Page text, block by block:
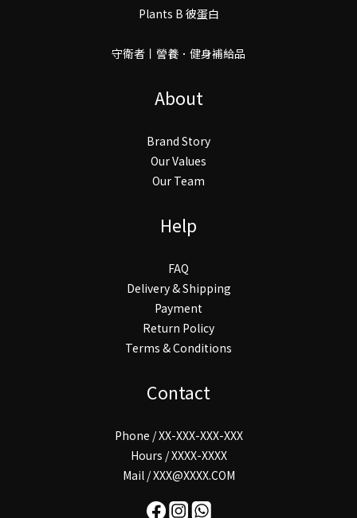
Plants B 彼蛋白
守衛者丨謍養．健身補給品
About
Brand Story
Our Values
Our Team
Help
FAQ
Delivery & Shipping
Payment
Return Policy
Terms & Conditions
Contact
Phone / XX-XXX-XXX-XXX
Hours / XXXX-XXXX
Mail / XXX@XXXX.COM